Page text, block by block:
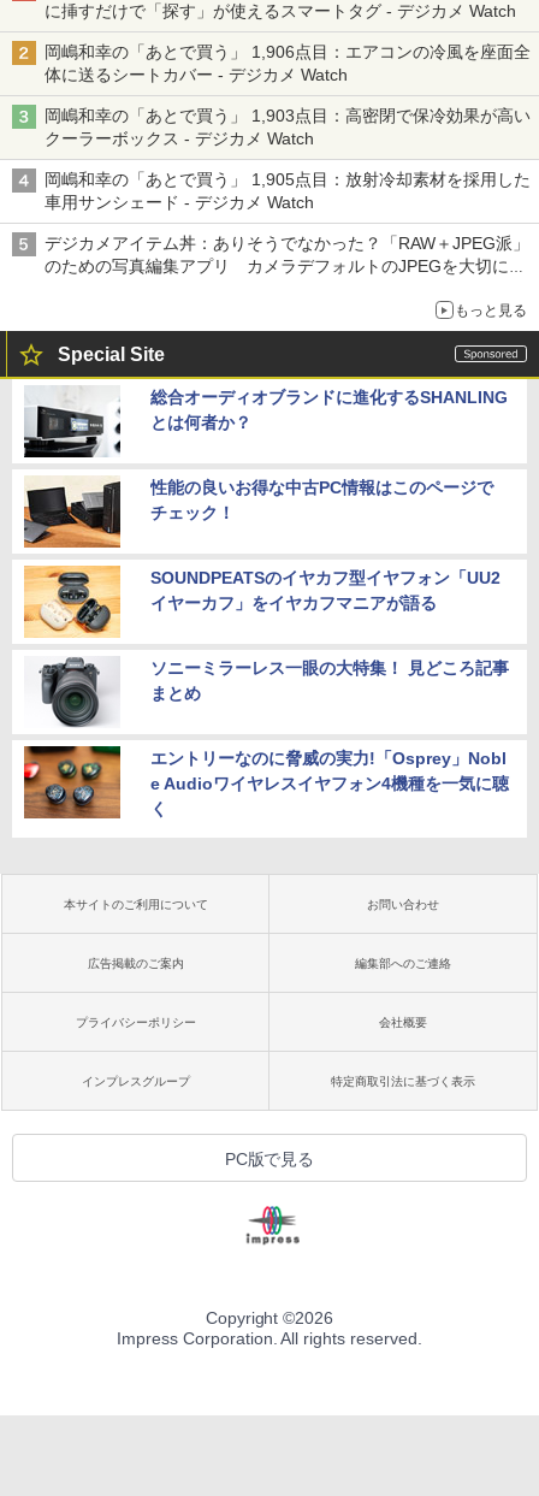
に挿すだけで「探す」が使えるスマートタグ - デジカメ Watch
岡嶋和幸の「あとで買う」 1,906点目：エアコンの冷風を座面全
体に送るシートカバー - デジカメ Watch
岡嶋和幸の「あとで買う」 1,903点目：高密閉で保冷効果が高い
クーラーボックス - デジカメ Watch
岡嶋和幸の「あとで買う」 1,905点目：放射冷却素材を採用した
車用サンシェード - デジカメ Watch
デジカメアイテム丼：ありそうでなかった？「RAW＋JPEG派」
のための写真編集アプリ カメラデフォルトのJPEGを大切にす
もっと見る
Special Site
総合オーディオブランドに進化するSHANLING
とは何者か？
性能の良いお得な中古PC情報はこのページで
チェック！
SOUNDPEATSのイヤカフ型イヤフォン「UU2
イヤーカフ」をイヤカフマニアが語る
ソニーミラーレス一眼の大特集！ 見どころ記事
まとめ
エントリーなのに脅威の実力!「Osprey」Nobl
e Audioワイヤレスイヤフォン4機種を一気に聴
く
本サイトのご利用について お問い合わせ
広告掲載のご案内 編集部へのご連絡
プライバシーポリシー 会社概要
インプレスグループ 特定商取引法に基づく表示
PC版で見る
Copyright ©2026
Impress Corporation. All rights reserved.